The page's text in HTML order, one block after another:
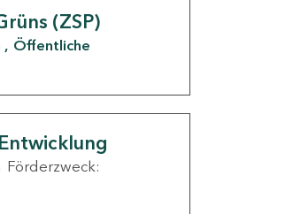
(ZSP)
Öffentliche
Förderzweck: